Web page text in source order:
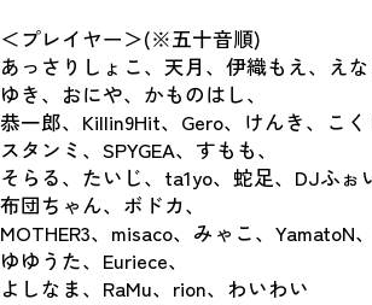
＜プレイヤー＞(※五十音順)
あっさりしょこ、天月、伊織もえ、え
ゆき、おにや、かものはし、
恭一郎、Killin9Hit、Gero、けんき、こく
スタンミ、SPYGEA、すもも、
そらる、たいじ、ta1yo、蛇足、DJふぉ
布団ちゃん、ボドカ、
MOTHER3、misaco、みゃこ、YamatoN
ゆゆうた、Euriece、
よしなま、RaMu、rion、わいわい